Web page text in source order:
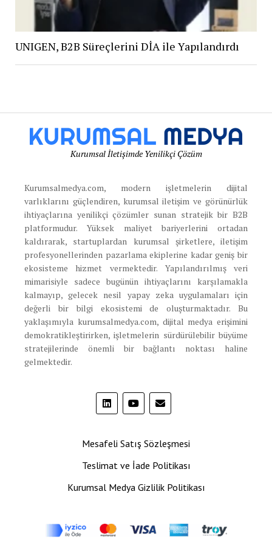
UNIGEN, B2B Süreçlerini DİA ile Yapılandırdı
Kurumsal İletişimde Yenilikçi Çözüm
Kurumsalmedya.com, modern işletmelerin dijital
varlıklarını güçlendiren, kurumsal iletişim ve görünürlük
ihtiyaçlarına yenilikçi çözümler sunan stratejik bir B2B
platformudur. Yüksek maliyet bariyerlerini ortadan
kaldırarak, startuplardan kurumsal şirketlere, iletişim
profesyonellerinden pazarlama ekiplerine kadar geniş bir
ekosisteme hizmet vermektedir. Yapılandırılmış veri
mimarisiyle sadece bugünün ihtiyaçlarını karşılamakla
kalmayıp, gelecek nesil yapay zeka uygulamaları için
değerli bir bilgi ekosistemi de oluşturmaktadır. Bu
yaklaşımıyla kurumsalmedya.com, dijital medya erişimini
demokratikleştirirken, işletmelerin sürdürülebilir büyüme
stratejilerinde önemli bir bağlantı noktası haline
gelmektedir.
Mesafeli Satış Sözleşmesi
Teslimat ve İade Politikası
Kurumsal Medya Gizlilik Politikası